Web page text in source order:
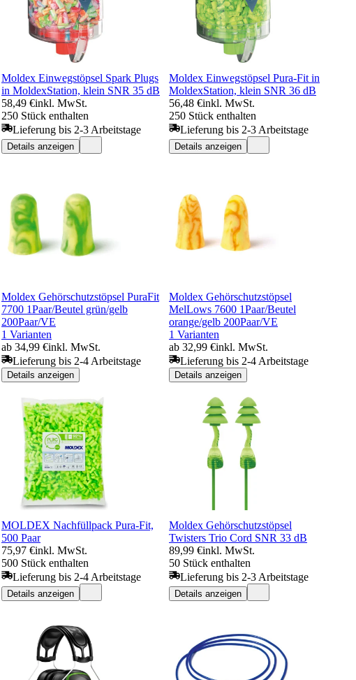
Moldex Einwegstöpsel Spark Plugs
in MoldexStation, klein SNR 35 dB
58,49 €inkl. MwSt.
250 Stück enthalten
Lieferung bis 2-3 Arbeitstage
Details anzeigen
Moldex Einwegstöpsel Pura-Fit in
MoldexStation, klein SNR 36 dB
56,48 €inkl. MwSt.
250 Stück enthalten
Lieferung bis 2-3 Arbeitstage
Details anzeigen
Moldex Gehörschutzstöpsel PuraFit
7700 1Paar/Beutel grün/gelb
200Paar/VE
1 Varianten
ab 34,99 €inkl. MwSt.
Lieferung bis 2-4 Arbeitstage
Details anzeigen
Moldex Gehörschutzstöpsel
MelLows 7600 1Paar/Beutel
orange/gelb 200Paar/VE
1 Varianten
ab 32,99 €inkl. MwSt.
Lieferung bis 2-4 Arbeitstage
Details anzeigen
MOLDEX Nachfüllpack Pura-Fit,
500 Paar
75,97 €inkl. MwSt.
500 Stück enthalten
Lieferung bis 2-4 Arbeitstage
Details anzeigen
Moldex Gehörschutzstöpsel
Twisters Trio Cord SNR 33 dB
89,99 €inkl. MwSt.
50 Stück enthalten
Lieferung bis 2-3 Arbeitstage
Details anzeigen